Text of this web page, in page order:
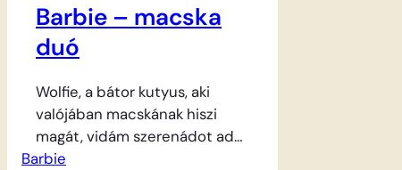
Barbie – macska
duó
Wolfie, a bátor kutyus, aki
valójában macskának hiszi
magát, vidám szerenádot ad
szíve hölgyének a palota
Barbie